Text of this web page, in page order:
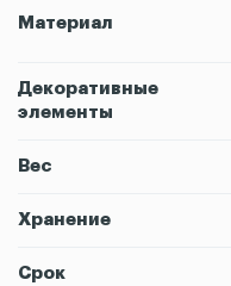
Материал
Декоративные
элементы
Вес
Хранение
Срок